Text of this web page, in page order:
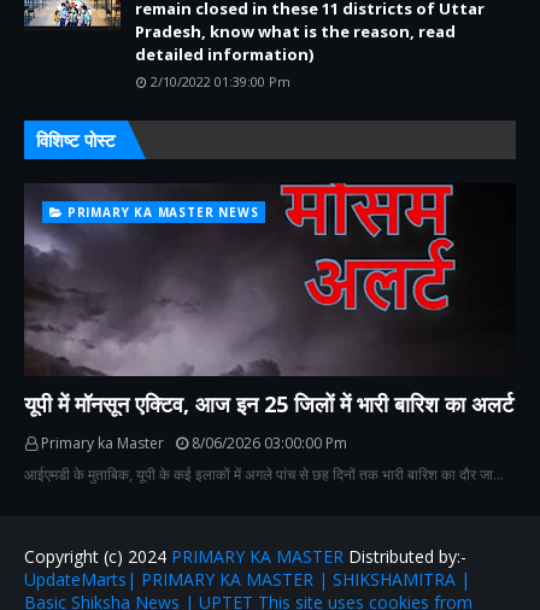
remain closed in these 11 districts of Uttar
Pradesh, know what is the reason, read
detailed information)
2/10/2022 01:39:00 Pm
विशिष्ट पोस्ट
PRIMARY KA MASTER NEWS
यूपी में मॉनसून एक्टिव, आज इन 25 जिलों में भारी बारिश का अलर्ट
Primary ka Master
8/06/2026 03:00:00 Pm
आईएमडी के मुताबिक, यूपी के कई इलाकों में अगले पांच से छह दिनों तक भारी बारिश का दौर जा…
Copyright (c) 2024 PRIMARY KA MASTER Distributed by:-
UpdateMarts| PRIMARY KA MASTER | SHIKSHAMITRA |
Basic Shiksha News | UPTET This site uses cookies from